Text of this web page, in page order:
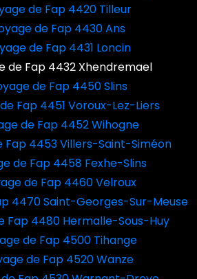
de Fap 4420 Tilleur
de Fap 4430 Ans
de Fap 4431 Loncin
de Fap 4432 Xhendremael
de Fap 4450 Slins
Fap 4451 Voroux-Lez-Liers
de Fap 4452 Wihogne
Fap 4453 Villers-Saint-Siméon
de Fap 4458 Fexhe-Slins
de Fap 4460 Velroux
4470 Saint-Georges-Sur-Meuse
Fap 4480 Hermalle-Sous-Huy
de Fap 4500 Tihange
de Fap 4520 Wanze